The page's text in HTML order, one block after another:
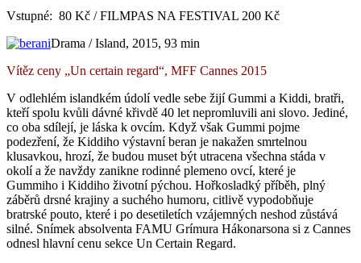
Vstupné: 80 Kč / FILMPAS NA FESTIVAL 200 Kč
Drama / Island, 2015, 93 min
Vítěz ceny „Un certain regard“, MFF Cannes 2015
V odlehlém islandkém údolí vedle sebe žijí Gummi a Kiddi, bratři,
kteří spolu kvůli dávné křivdě 40 let nepromluvili ani slovo. Jediné,
co oba sdílejí, je láska k ovcím. Když však Gummi pojme
podezření, že Kiddiho výstavní beran je nakažen smrtelnou
klusavkou, hrozí, že budou muset být utracena všechna stáda v
okolí a že navždy zanikne rodinné plemeno ovcí, které je
Gummiho i Kiddiho životní pýchou. Hořkosladký příběh, plný
záběrů drsné krajiny a suchého humoru, citlivě vypodobňuje
bratrské pouto, které i po desetiletích vzájemných neshod zůstává
silné. Snímek absolventa FAMU Grímura Hákonarsona si z Cannes
odnesl hlavní cenu sekce Un Certain Regard.